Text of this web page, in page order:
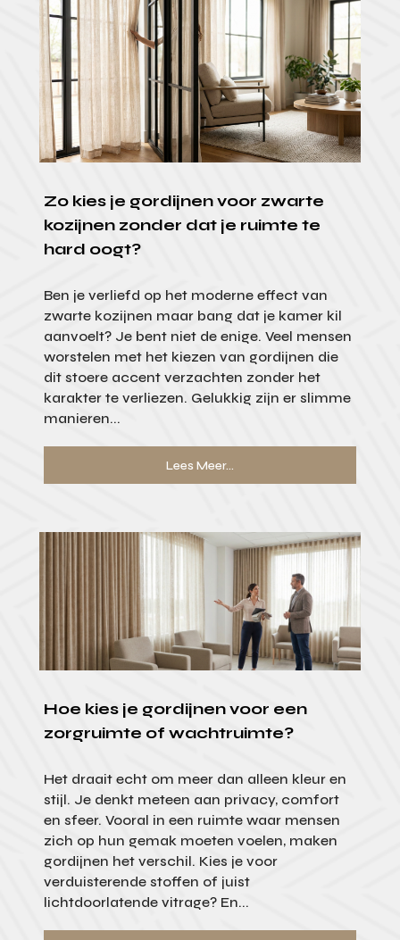
Zo kies je gordijnen voor zwarte
kozijnen zonder dat je ruimte te
hard oogt?
Ben je verliefd op het moderne effect van
zwarte kozijnen maar bang dat je kamer kil
aanvoelt? Je bent niet de enige. Veel mensen
worstelen met het kiezen van gordijnen die
dit stoere accent verzachten zonder het
karakter te verliezen. Gelukkig zijn er slimme
manieren...
Lees Meer...
Hoe kies je gordijnen voor een
zorgruimte of wachtruimte?
Het draait echt om meer dan alleen kleur en
stijl. Je denkt meteen aan privacy, comfort
en sfeer. Vooral in een ruimte waar mensen
zich op hun gemak moeten voelen, maken
gordijnen het verschil. Kies je voor
verduisterende stoffen of juist
lichtdoorlatende vitrage? En...